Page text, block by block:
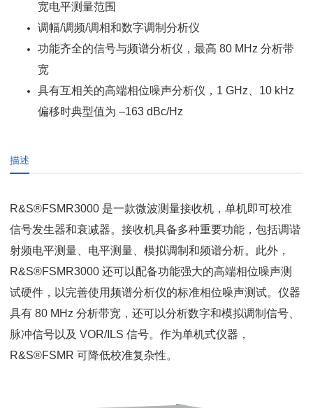
宽电平测量范围
调幅/调频/调相和数字调制分析仪
功能齐全的信号与频谱分析仪，最高 80 MHz 分析带
宽
具有互相关的高端相位噪声分析仪，1 GHz、10 kHz
偏移时典型值为 –163 dBc/Hz
描述
R&S®FSMR3000 是一款微波测量接收机，单机即可校准
信号发生器和衰减器。接收机具备多种重要功能，包括调谐
射频电平测量、电平测量、模拟调制和频谱分析。此外，
R&S®FSMR3000 还可以配备功能强大的高端相位噪声测
试硬件，以完善使用频谱分析仪的标准相位噪声测试。仪器
具有 80 MHz 分析带宽，还可以分析数字和模拟调制信号、
脉冲信号以及 VOR/ILS 信号。作为单机式仪器，
R&S®FSMR 可降低校准复杂性。